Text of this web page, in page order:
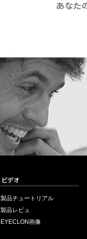
製品チュートリアル
製品レビュ
EYECLON画像